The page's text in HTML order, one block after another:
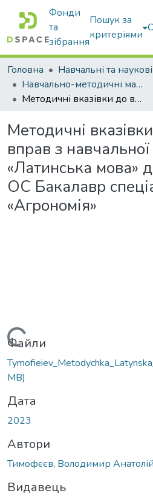
Фонди
та
зібрання
Пошук за
критеріями
Головна
Навчально-методичні матеріали
Методичні вказівки до виконання вправ з навчальної дисципліни «Латинська мова» для студентів ОС Бакалавр спеціальності 201 «Агрономія»
Методичні
вправ з
«Латинська мова»
ОС Бакалавр
«Агрономія»
Вантажиться...
Файли
MB)
Дата
2023
Автори
Тимофєєв, Володимир
Видавець